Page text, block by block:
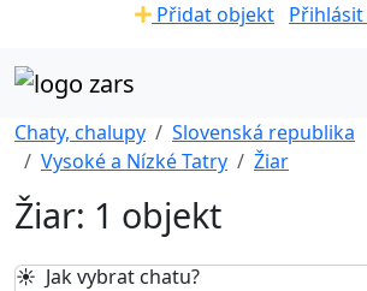
Přidat objekt Přihlásit
Chaty, chalupy
Slovenská republika
Vysoké a Nízké Tatry
Žiar
Žiar: 1 objekt
☀️ Jak vybrat chatu?